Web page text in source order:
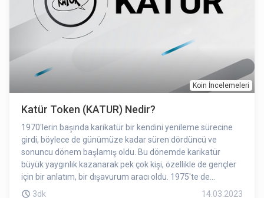
Koin İncelemeleri
Katür Token (KATUR) Nedir?
1970'lerin başında karikatür bir kendini yenileme sürecine
girdi, böylece de günümüze kadar süren dördüncü ve
sonuncu dönem başlamış oldu. Bu dönemde karikatür
büyük yaygınlık kazanarak pek çok kişi, özellikle de gençler
için bir anlatım, bir dışavurum aracı oldu. 1975'te de
İstanbul'da, Tepebaşı'nda Türkiye'nin ilk Karikatür Müzesi
3dk 14.03.2023